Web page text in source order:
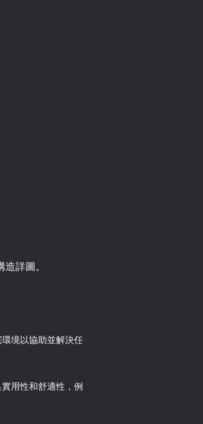
詳圖。
境以協助並解決任
用性和舒適性，例